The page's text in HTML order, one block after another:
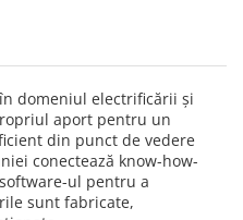
domeniul electrificării și
aport pentru un
din punct de vedere
conectează know-how-
ul pentru a
sunt fabricate,